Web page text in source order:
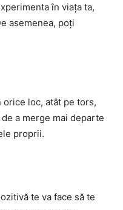
în viața ta,
asemenea, poți
loc, atât pe tors,
a merge mai departe
proprii.
te va face să te